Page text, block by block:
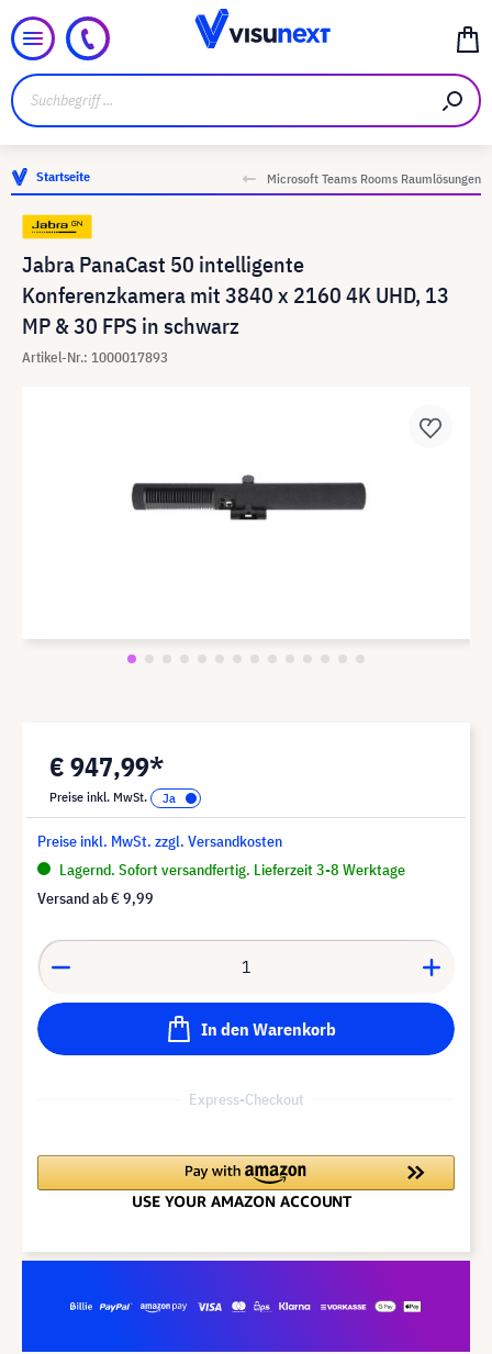
Startseite Microsoft Teams Rooms Raumlösungen
Jabra PanaCast 50 intelligente
Konferenzkamera mit 3840 x 2160 4K UHD, 13
MP & 30 FPS in schwarz
Artikel-Nr.: 1000017893
€ 947,99*
Preise inkl. MwSt.
Preise inkl. MwSt. zzgl. Versandkosten
Lagernd. Sofort versandfertig. Lieferzeit 3-8 Werktage
Versand ab€ 9,99
In den Warenkorb
Express-Checkout